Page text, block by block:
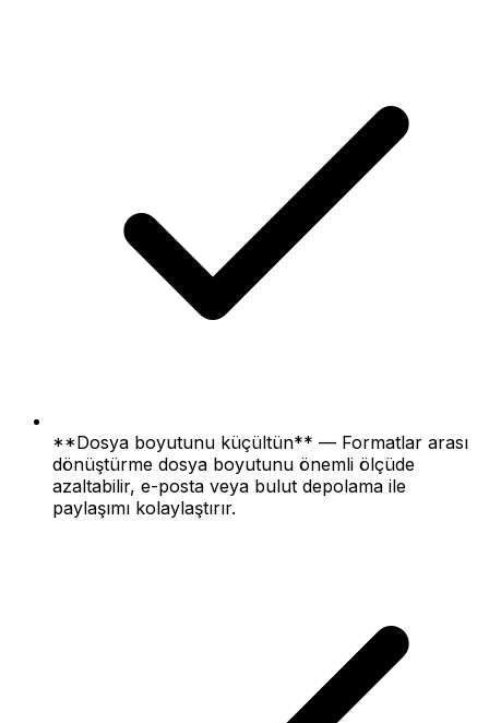
**Dosya boyutunu küçültün** — Formatlar arası
dönüştürme dosya boyutunu önemli ölçüde
azaltabilir, e-posta veya bulut depolama ile
paylaşımı kolaylaştırır.